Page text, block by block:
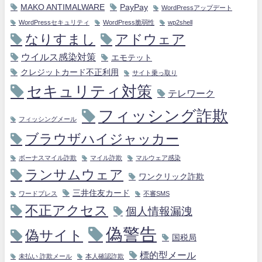
MAKO ANTIMALWARE
PayPay WordPressアップデート
WordPressセキュリティ WordPress脆弱性 wp2shell
なりすまし アドウェア
ウイルス感染対策
エモテット
クレジットカード不正利用
サイト乗っ取り
セキュリティ対策 テレワーク
フィッシングメール フィッシング詐欺
ブラウザハイジャッカー
ボーナスマイル詐欺 マイル詐欺 マルウェア感染
ランサムウェア ワンクリック詐欺
ワードプレス 三井住友カード 不審SMS
不正アクセス 個人情報漏洩
偽サイト 偽警告 国税局
未払い 詐欺メール 本人確認詐欺 標的型メール